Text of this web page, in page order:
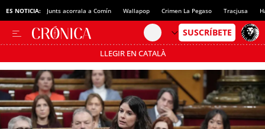
ES NOTICIA: Junts acorrala a Comín Wallapop Crimen La Pegaso Tracjusa
LLEGIR EN CATALÀ
Pásate al MODO AHORRO